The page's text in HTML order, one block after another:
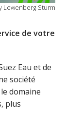
Lewenberg-Sturm
de votre
Eau et de
société
domaine
plus